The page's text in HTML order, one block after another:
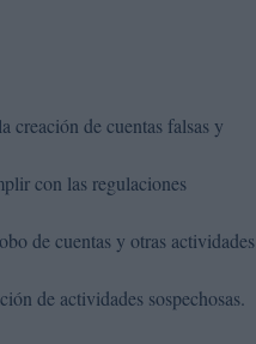
creación de cuentas falsas y
con las regulaciones
de cuentas y otras actividades
de actividades sospechosas.